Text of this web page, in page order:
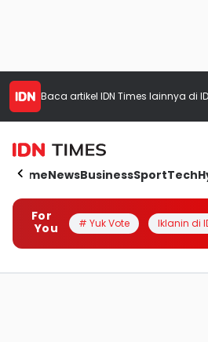
Baca artikel IDN Times lainnya di
HomeNewsBusinessSportTech
For
You
# Yuk Vote Iklanin di